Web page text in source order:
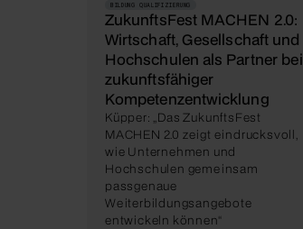
BILDUNG QUALIFIZIERUNG
ZukunftsFest MACHEN 2.0:
Wirtschaft, Gesellschaft und
Hochschulen als Partner bei
zukunftsfähiger
Kompetenzentwicklung
Küpper: „Das ZukunftsFest
MACHEN 2.0 zeigt eindrucksvoll,
wie Unternehmen und
Hochschulen gemeinsam
passgenaue
Weiterbildungsangebote
entwickeln können“